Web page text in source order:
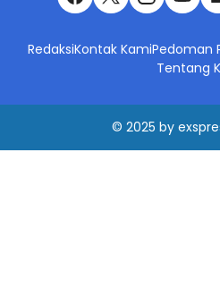
RedaksiKontak KamiPedoman
Tentang
© 2025 by